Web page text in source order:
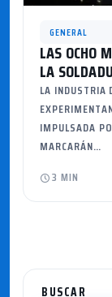
GENERAL
LAS OCHO
LA
LA INDUSTRIA
IMPULSADA
MARCARÁN…
3 MIN
BUSCAR